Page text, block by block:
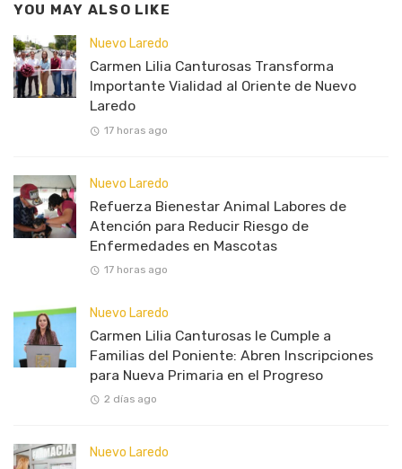
YOU MAY ALSO LIKE
Nuevo Laredo
Carmen Lilia Canturosas Transforma
Importante Vialidad al Oriente de Nuevo
Laredo
17 horas ago
Nuevo Laredo
Refuerza Bienestar Animal Labores de
Atención para Reducir Riesgo de
Enfermedades en Mascotas
17 horas ago
Nuevo Laredo
Carmen Lilia Canturosas le Cumple a
Familias del Poniente: Abren Inscripciones
para Nueva Primaria en el Progreso
2 días ago
Nuevo Laredo